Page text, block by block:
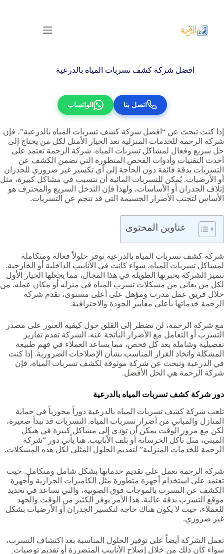
المحتوى
افضل شركة كشف تسربات المياه بالدرعية
اتصل بنا الواتساب
إذا كنت تبحث عن “افضل شركة كشف تسربات المياه بالدرعية”، فإن
شركة الرحمة للخدمات المنزلية تعد الخيار الأمثل لكل من يحتاج إلى
حل سريع وفعال لمشاكل تسربات المياه. شركة الرحمة تعتمد على
أحدث التقنيات وأدوات الفحص المتطورة التي تضمن الكشف عن
التسربات بدقة فائقة دون الحاجة إلى أي تكسير غير ضروري للجدران
أو الأرضيات. يُمكن للتسربات المائية أن تتسبب في مشاكل كبيرة، مثل
إتلاف الجدران أو الأساسات، ولهذا فإن التدخل السريع والمحترف هو
الأساس لتجنب الأضرار الجسيمة التي قد تنجم عن التسربات.
عناوين المحتوى
شركة كشف تسربات المياه بالدرعية توفر حلولاً فعالة ومتكاملة
لمشاكل تسربات المياه، سواء كانت في الأنابيب الداخلية أو الخارجية.
تتميز الشركة بخبرتها الطويلة في هذا المجال، مما يجعلها الخيار الأول
لكل من يعاني من مشكلات تسرب المياه في منزله أو مكان عمله. من
خلال فريق عمل مدرب ومؤهل على أعلى مستوى، تقدم شركة
الرحمة خدماتها بأعلى معايير الجودة والاحترافية.
مع شركة الرحمة، لن تضطر إلى القلق حول كيفية العثور على مصدر
التسرب أو التعامل مع الأضرار الناتجة عنه. الشركة تقدم تقارير
تفصيلية وشاملة بعد كل فحص، مما يساعد العملاء في فهم طبيعة
المشكلة واتخاذ القرار المناسب بشأن الإصلاحات الضرورية. إذا كنت
في الدرعية وتبحث عن شركة موثوقة لكشف تسربات المياه، فإن
شركة الرحمة هي الحل الأفضل.
دور شركة كشف تسربات المياه بالدرعية
تلعب شركة كشف تسربات المياه بالدرعية دوراً محورياً في حماية
المنازل والمباني من أضرار تسربات المياه. التسربات قد تبدأ صغيرة،
لكن مع مرور الوقت يمكن أن تؤدي إلى مشاكل كبيرة في هيكل
المبنى، مثل تآكل الخرسانة أو تلف الأنابيب. هنا يأتي دور “شركة
الرحمة للخدمات المنزلية” لتقديم الحلول المثلى لكل هذه المشكلات.
شركة الرحمة تعمل على تقديم خدماتها بشكل شامل ومتكامل. حيث
تعتمد على استخدام أجهزة متطورة مثل الكاميرات الحرارية وأجهزة
الكشف عن التسرب بالموجات فوق الصوتية، والتي تساعد في تحديد
موقع التسرب بدقة عالية. هذا الأمر يوفر الكثير من الوقت والجهد
للعملاء، حيث لا يكون هناك حاجة لتكسير الجدران أو الأرضيات بشكل
غير ضروري.
تعمل الشركة أيضاً على توفير الحلول المناسبة بعد اكتشاف التسرب،
سواء كان ذلك من خلال إصلاح الأنابيب المتضررة أو تقديم توصيات